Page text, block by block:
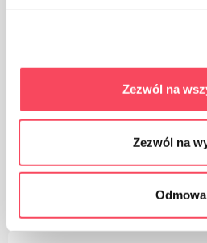
Zezwól na
Zezwól na
Odmowa
De tillater ikke lukt fra
De tillater enkel fjerning